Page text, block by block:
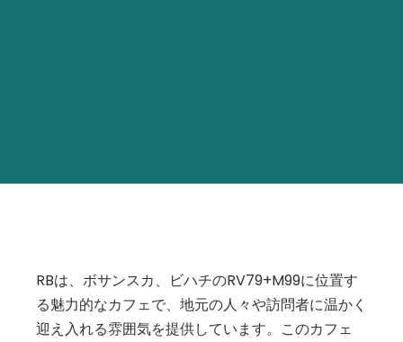
RBは、ボサンスカ、ビハチのRV79+M99に位置す
る魅力的なカフェで、地元の人々や訪問者に温かく
迎え入れる雰囲気を提供しています。このカフェ